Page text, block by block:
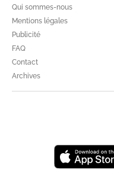
À propos de nous
Qui sommes-nous
Mentions légales
Publicité
FAQ
Contact
Archives